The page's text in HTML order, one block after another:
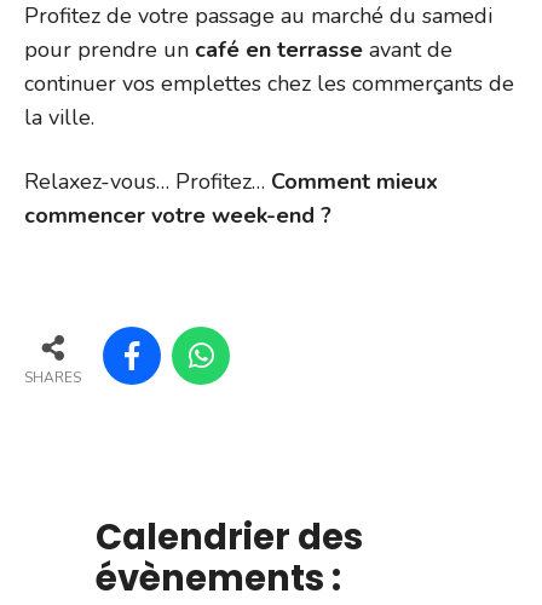
Profitez de votre passage au marché du samedi
pour prendre un café en terrasse avant de
continuer vos emplettes chez les commerçants de
la ville.
Relaxez-vous… Profitez… Comment mieux
commencer votre week-end ?
SHARES
Calendrier des
évènements :